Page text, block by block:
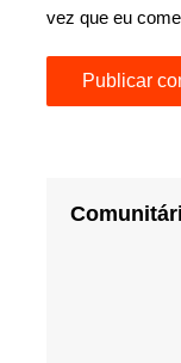
vez que eu